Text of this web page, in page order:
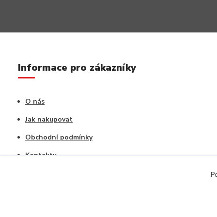
Informace pro zákazníky
O nás
Jak nakupovat
Obchodní podmínky
Kontakty